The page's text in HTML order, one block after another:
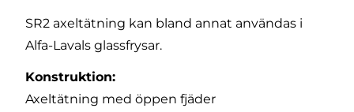
SR2 axeltätning kan bland annat användas i
Alfa-Lavals glassfrysar.
Konstruktion:
Axeltätning med öppen fjäder